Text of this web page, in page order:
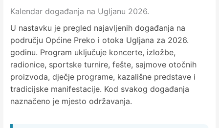
Kalendar događanja na Ugljanu 2026.
U nastavku je pregled najavljenih događanja na
području Općine Preko i otoka Ugljana za 2026.
godinu. Program uključuje koncerte, izložbe,
radionice, sportske turnire, fešte, sajmove otočnih
proizvoda, dječje programe, kazališne predstave i
tradicijske manifestacije. Kod svakog događanja
naznačeno je mjesto održavanja.